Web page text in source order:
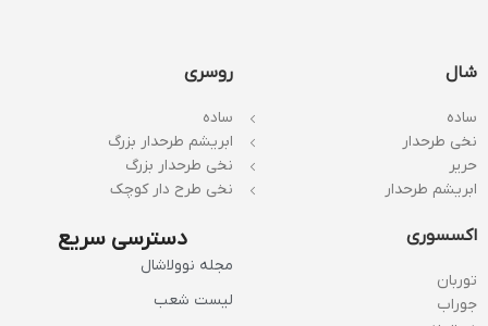
شال
ساده
نخی طرحدار
حریر
ابریشم طرحدار
روسری
ساده
ابریشم طرحدار بزرگ
نخی طرحدار بزرگ
نخی طرح دار کوچک
اکسسوری
توربان
جوراب
دسترسی سریع
مجله نوولاشال
لیست شعب